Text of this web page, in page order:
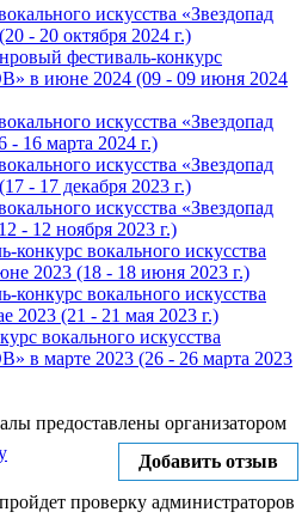
искусства «Звездопад
- 20 октября 2024 г.)
фестиваль-конкурс
июне 2024 (09 - 09 июня 2024
искусства «Звездопад
- 16 марта 2024 г.)
искусства «Звездопад
- 17 декабря 2023 г.)
искусства «Звездопад
- 12 ноября 2023 г.)
вокального искусства
2023 (18 - 18 июня 2023 г.)
вокального искусства
2023 (21 - 21 мая 2023 г.)
вокального искусства
марте 2023 (26 - 26 марта 2023
предоставлены организатором
Добавить отзыв
проверку администраторов